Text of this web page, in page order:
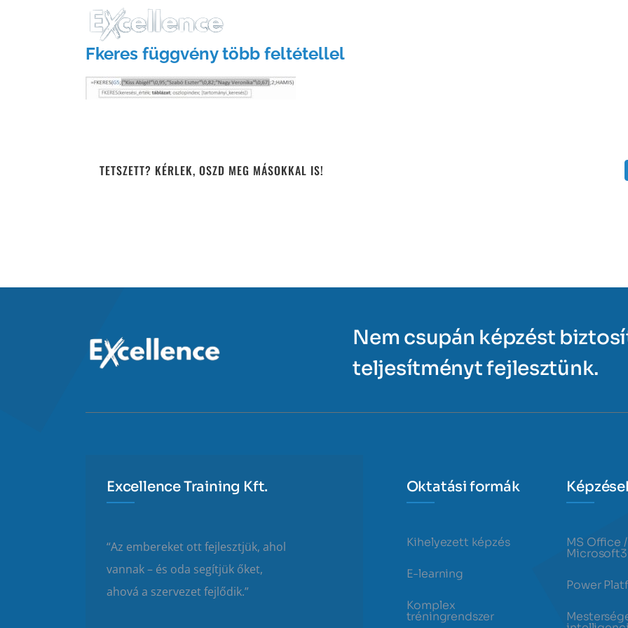
Fkeres függvény több feltétellel
TETSZETT? KÉRLEK, OSZD MEG MÁSOKKAL IS!
Nem csupán képzést
teljesítményt fejlesztünk.
Excellence Training Kft.
“Az embereket ott fejlesztjük, ahol
vannak – és oda segítjük őket,
ahová a szervezet fejlődik.”
Oktatási formák
Kihelyezett képzés
E-learning
Komplex
tréningrendszer
MS Office /
Power